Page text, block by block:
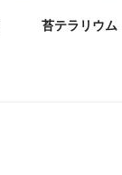
苔テラリウム